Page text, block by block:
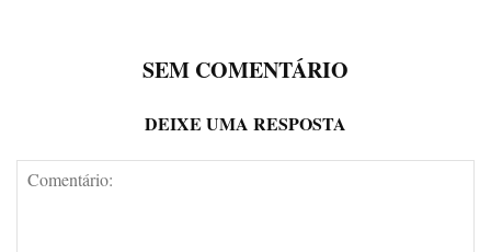
SEM COMENTÁRIO
DEIXE UMA RESPOSTA